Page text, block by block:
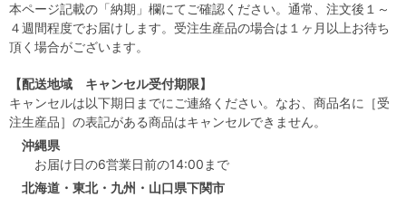
本ページ記載の「納期」欄にてご確認ください。通常、注文後１～
４週間程度でお届けします。受注生産品の場合は１ヶ月以上お待ち
頂く場合がございます。
【配送地域 キャンセル受付期限】
キャンセルは以下期日までにご連絡ください。なお、商品名に［受
注生産品］の表記がある商品はキャンセルできません。
沖縄県
お届け日の6営業日前の14:00まで
北海道・東北・九州・山口県下関市